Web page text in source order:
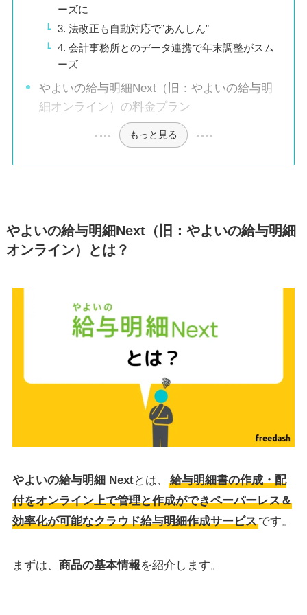
ーズに
3. 法改正も自動対応で”あんしん”
4. 会計事務所とのデータ連携で年末調整がスム
ーズ
やよいの給与明細Next（旧：やよいの給与明
細オンライン）の料金プラン
もっと見る
やよいの給与明細Next（旧：やよいの給与明細
オンライン）とは？
やよいの給与明細 Nextとは、
給与明細書の作成・配
付をオンライン上で管理と作成ができペーパーレス＆
効率化が可能なクラウド給与明細作成サービスです。
まずは、 商品の基本情報を紹介します。